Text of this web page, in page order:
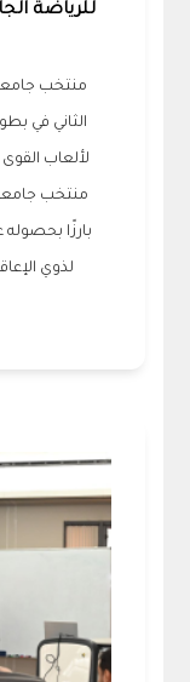
للرياضة
منتخب
الثاني في
لألعاب
منتخب
بارزًا بحصوله
لذوي